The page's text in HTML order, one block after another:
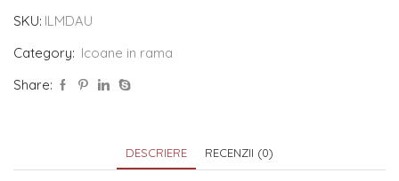
SKU: ILMDAU
Category: Icoane in rama
Share:
DESCRIERE RECENZII (0)